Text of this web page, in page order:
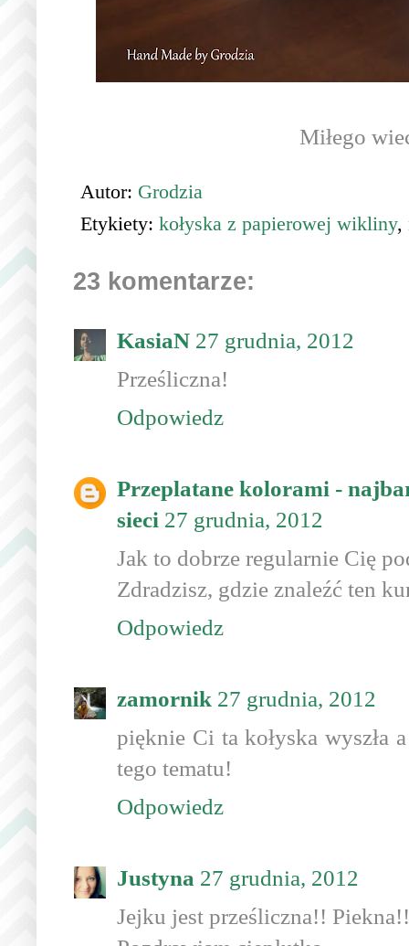
Miłego
Autor: Grodzia
Etykiety: kołyska z papierowej wikliny,
23 komentarze:
KasiaN 27 grudnia, 2012
Prześliczna!
Odpowiedz
Przeplatane kolorami -
sieci 27 grudnia, 2012
Jak to dobrze regularnie Cię
Zdradzisz, gdzie znaleźć ten
Odpowiedz
zamornik 27 grudnia, 2012
pięknie Ci ta kołyska wyszła
tego tematu!
Odpowiedz
Justyna 27 grudnia, 2012
Jejku jest prześliczna!! Piekna!!